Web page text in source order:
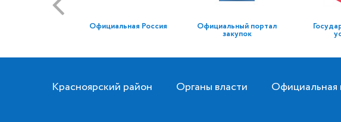
Официальная Россия Официальный портал
закупок
Красноярский район Органы власти Официальная